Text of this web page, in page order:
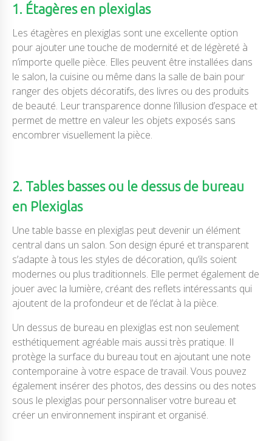
1. Étagères en plexiglas
Les étagères en plexiglas sont une excellente option
pour ajouter une touche de modernité et de légèreté à
n’importe quelle pièce. Elles peuvent être installées dans
le salon, la cuisine ou même dans la salle de bain pour
ranger des objets décoratifs, des livres ou des produits
de beauté. Leur transparence donne l’illusion d’espace et
permet de mettre en valeur les objets exposés sans
encombrer visuellement la pièce.
2. Tables basses ou le dessus de bureau
en Plexiglas
Une table basse en plexiglas peut devenir un élément
central dans un salon. Son design épuré et transparent
s’adapte à tous les styles de décoration, qu’ils soient
modernes ou plus traditionnels. Elle permet également de
jouer avec la lumière, créant des reflets intéressants qui
ajoutent de la profondeur et de l’éclat à la pièce.
Un dessus de bureau en plexiglas est non seulement
esthétiquement agréable mais aussi très pratique. Il
protège la surface du bureau tout en ajoutant une note
contemporaine à votre espace de travail. Vous pouvez
également insérer des photos, des dessins ou des notes
sous le plexiglas pour personnaliser votre bureau et
créer un environnement inspirant et organisé.